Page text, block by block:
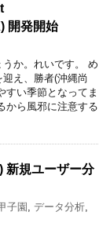
開発開始
か。れいです。 め
え、勝者(沖縄尚
すい季節となってま
から風邪に注意する
新規ユーザー分
子園 データ分析